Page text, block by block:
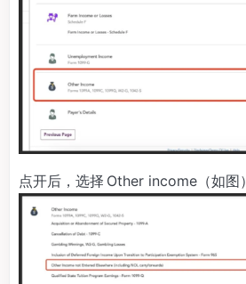
点开后，选择 Other income（如图）